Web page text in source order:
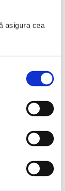
asigura cea